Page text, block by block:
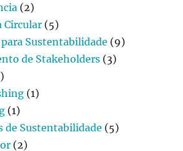
(2)
Circular (5)
para Sustentabilidade (9)
de Stakeholders (3)
(1)
(1)
de Sustentabilidade (5)
(2)